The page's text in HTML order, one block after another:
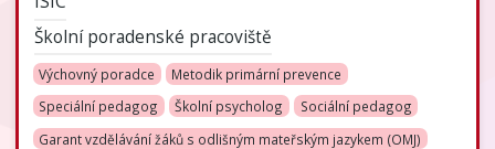
Školní poradenské pracoviště
Výchovný poradce
Metodik primární prevence
Speciální pedagog
Školní psycholog
Sociální pedagog
Garant vzdělávání žáků s odlišným mateřským jazykem (OMJ)